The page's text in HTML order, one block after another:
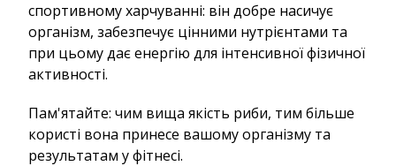
спортивному харчуванні: він добре насичує
організм, забезпечує цінними нутрієнтами та
при цьому дає енергію для інтенсивної фізичної
активності.
Пам'ятайте: чим вища якість риби, тим більше
користі вона принесе вашому організму та
результатам у фітнесі.